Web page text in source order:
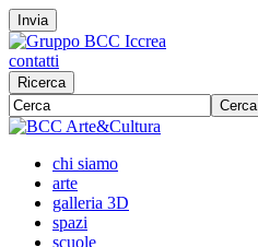
Invia
contatti
Ricerca
Cerca
chi siamo
arte
galleria 3D
spazi
scuole